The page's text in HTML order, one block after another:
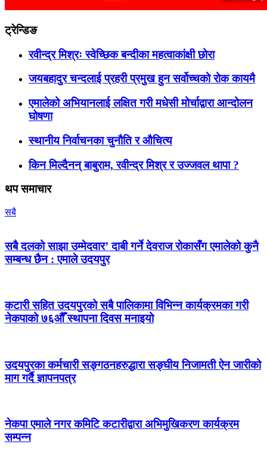
ट्रेन्डिङ
रवीन्द्र मिश्रः स्वेच्छिक बन्दीका महत्वाकांक्षी छोरा
जयबहादुर चन्दलाई प्रहरी प्रमुख हुन सर्वोच्चको रोक कायमै
एमालेको अभियानलाई लक्षित गरी मधेसी मोर्चाद्वारा आन्दोलन
घोषणा
स्थानीय निर्वाचनका चुनौति र औचित्य
किन मिल्दैनन् बाबुराम, रवीन्द्र मिश्र र उज्जवल थापा ?
थप समाचार
सबै
सबै दलको साझा उम्मेदवार’ दाबी गर्ने देवराज रोकासँग एमालेको कुनै
सम्बन्ध छैन : एमाले उदयपुर
कटारी सहित उदयपुरको सबै पालिकामा विभिन्न कार्यक्रमका गरी
नेकपाको ७६औँ स्थापना दिवस मनाइयो
उदयपुरका कर्मचारी सङ्गठनहरुद्धारा सङ्घीय निजामती ऐन जारीको
माग गर्दै ज्ञापनपत्र
नेकपा एमाले नगर कमिटि कटारीद्वारा अभिमुखिकरण कार्यक्रम
सम्पन्न